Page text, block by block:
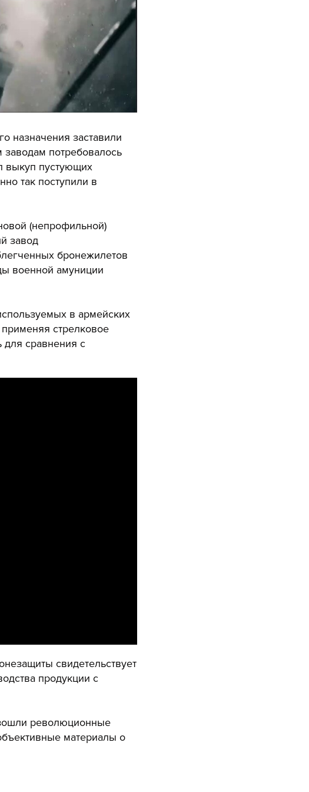
назначения заставили
потребовалось
выкуп пустующих
так поступили в
(непрофильной)
завод
бронежилетов
военной амуниции
в армейских
стрелковое
сравнения с
свидетельствует
продукции с
революционные
материалы о